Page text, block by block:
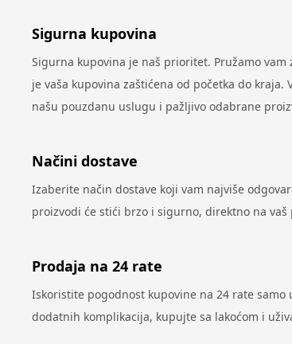
Sigurna kupovina
Sigurna kupovina je naš prioritet. Pružamo
je vaša kupovina zaštićena od početka do
našu pouzdanu uslugu i pažljivo odabrane
Načini dostave
Izaberite način dostave koji vam najviše
proizvodi će stići brzo i sigurno, direktno na
Prodaja na 24 rate
Iskoristite pogodnost kupovine na 24 rate
dodatnih komplikacija, kupujte sa lakoćom i